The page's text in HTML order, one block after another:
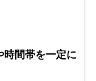
時間帯を一定に